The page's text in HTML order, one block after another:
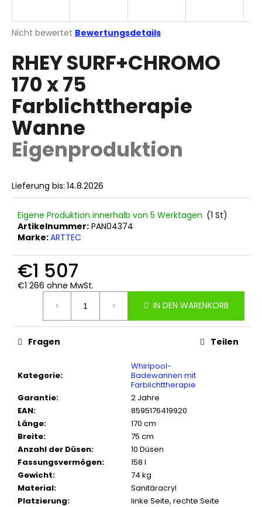
Die
Produktbewertung
ist
0,0
von
5
Sternen.
Nicht bewertet Bewertungsdetails
RHEY SURF+CHROMO
170 x 75
Farblichttherapie
Wanne
Eigenproduktion
Lieferung bis: 14.8.2026
Eigene Produktion innerhalb von 5 Werktagen (1 St)
Artikelnummer: PAN04374
Marke:ARTTEC
€1 507
€1 266 ohne MwSt.
Verkaufspreis:
IN DEN WARENKORB
Kategorie:
Whirlpool-
Badewannen mit
Farblichttherapie
Garantie:
2 Jahre
EAN:
8595176419920
Länge:
170 cm
Breite:
75 cm
Anzahl der Düsen:
10 Düsen
Fassungsvermögen:
158 l
Gewicht:
74 kg
Material:
Sanitäracryl
Platzierung:
linke Seite, rechte Seite
Fragen Teilen
W
r
e
m
p
e
h
e
n